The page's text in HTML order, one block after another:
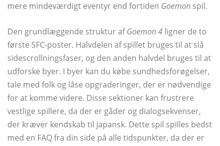
mere mindeværdigt eventyr end fortiden Goemon spil.
Den grundlæggende struktur afGoemon 4 ligner de to
første SFC-poster. Halvdelen af ​​spillet bruges til at slå
sidescrollningsfaser, og den anden halvdel bruges til at
udforske byer. I byer kan du købe sundhedsforøgelser,
tale med folk og låse opgraderinger, der er nødvendige
for at komme videre. Disse sektioner kan frustrere
vestlige spillere, da der er gåder og dialogsekvenser,
der kræver kendskab til japansk. Dette spil spilles bedst
med en FAQ fra din side på alle tidspunkter, da der er